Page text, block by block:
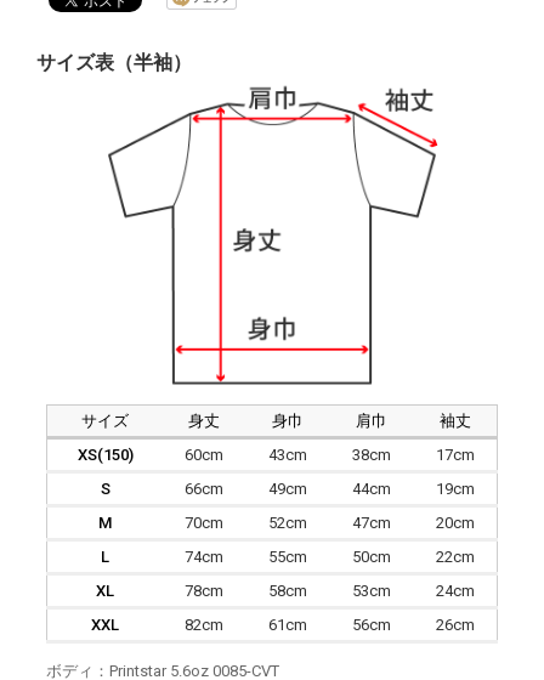
サイズ表（半袖）
サイズ 身丈 身巾 肩巾
袖丈
XS(150)
60cm 43cm 38cm
17cm
S
66cm 49cm 44cm
19cm
M
70cm 52cm 47cm
20cm
L
74cm 55cm 50cm
22cm
XL
78cm 58cm 53cm
24cm
XXL
82cm 61cm 56cm 26cm
ボディ：Printstar 5.6oz 0085-CVT